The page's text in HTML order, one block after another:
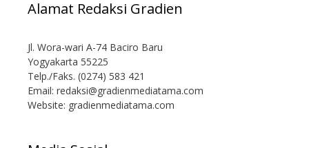
Alamat Redaksi Gradien
Jl. Wora-wari A-74 Baciro Baru
Yogyakarta 55225
Telp./Faks. (0274) 583 421
Email: redaksi@gradienmediatama.com
Website: gradienmediatama.com